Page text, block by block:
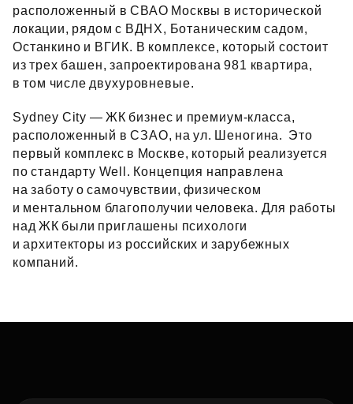
расположенный в СВАО Москвы в исторической
локации, рядом с ВДНХ, Ботаническим садом,
Останкино и ВГИК. В комплексе, который состоит
из трех башен, запроектирована 981 квартира,
в том числе двухуровневые.
Sydney City — ЖК бизнес и премиум‑класса,
расположенный в СЗАО, на ул. Шеногина. Это
первый комплекс в Москве, который реализуется
по стандарту Well. Концепция направлена
на заботу о самочувствии, физическом
и ментальном благополучии человека. Для работы
над ЖК были приглашены психологи
и архитекторы из российских и зарубежных
компаний.